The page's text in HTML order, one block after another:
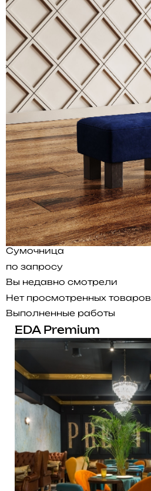
Сумочница
по запросу
Вы недавно смотрели
Нет просмотренных товаров
Выполненные работы
EDA Premium